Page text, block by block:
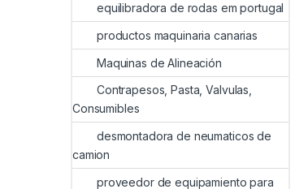
equilibradora de rodas em portugal
productos maquinaria canarias
Maquinas de Alineación
Contrapesos, Pasta, Valvulas,
Consumibles
desmontadora de neumaticos de
camion
proveedor de equipamiento para